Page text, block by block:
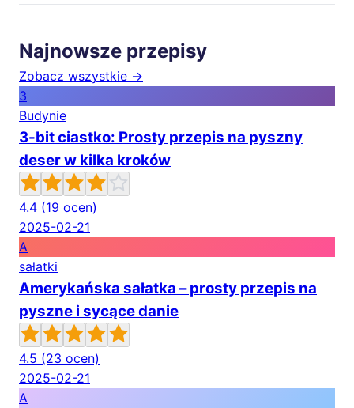
Najnowsze przepisy
Zobacz wszystkie →
3
Budynie
3-bit ciastko: Prosty przepis na pyszny
deser w kilka kroków
4.4 (19 ocen)
2025-02-21
A
sałatki
Amerykańska sałatka – prosty przepis na
pyszne i sycące danie
4.5 (23 ocen)
2025-02-21
A